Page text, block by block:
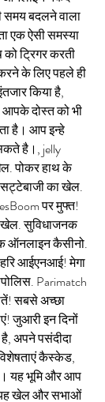
बदलने वाला
एक ऐसी समस्या
ट्रिगर करती
के लिए पहले ही
किया है,
दोस्त को भी
है। आप इन्हे
है।, jelly
पोकर हाथ के
का खेल.
पर मुफ्त!
खेल. सुविधाजनक
ऑनलाइन कैसीनो.
आईएनआई! मेगा
Parimatch
सबसे अच्छा
जुआरी इन दिनों
अपने पसंदीदा
कैस्केड,
यह भूमि और आप
यह खेल और सभाओं